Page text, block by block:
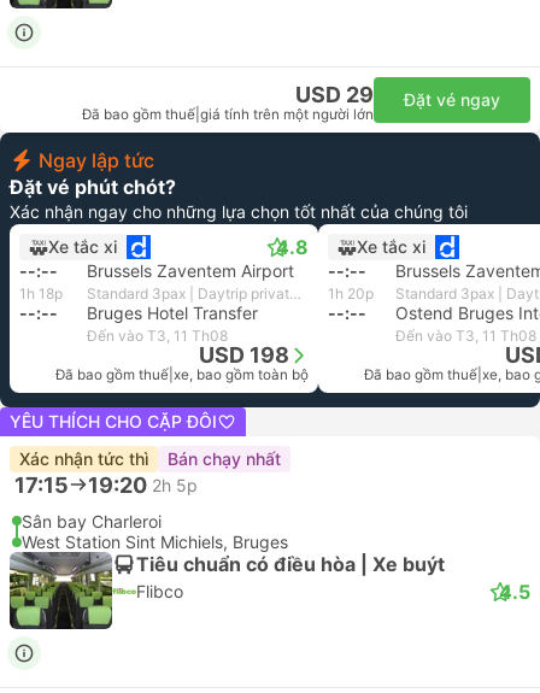
USD 29
Đã bao gồm thuế giá tính trên một người lớn
Đặt vé ngay
Ngay lập tức
Đặt vé phút chót?
Xác nhận ngay cho những lựa chọn tốt nhất của chúng tôi
Xe tắc xi
4.8
--:-- Brussels Zaventem Airport
1h 18p Standard 3pax | Daytrip private transfer with English speaking driver
--:-- Bruges Hotel Transfer
Đến vào T3, 11 Th08
USD 198
Đã bao gồm thuế xe, bao gồm toàn bộ
Xe tắc xi
--:--
Brussels
1h 20p
--:--
Đến vào T3, 11 Th08
Đã bao gồm thuế xe, bao
YÊU THÍCH CHO CẶP ĐÔI
Xác nhận tức thì
Bán chạy nhất
17:15 19:20 2h 5p
Sân bay Charleroi
West Station Sint Michiels, Bruges
Tiêu chuẩn có điều hòa | Xe buýt
Flibco 4.5